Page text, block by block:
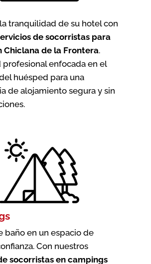
tranquilidad de su hotel con
de socorristas para
Chiclana de la Frontera.
profesional enfocada en el
huésped para una
de alojamiento segura y sin
baño en un espacio de
Con nuestros
socorristas en campings